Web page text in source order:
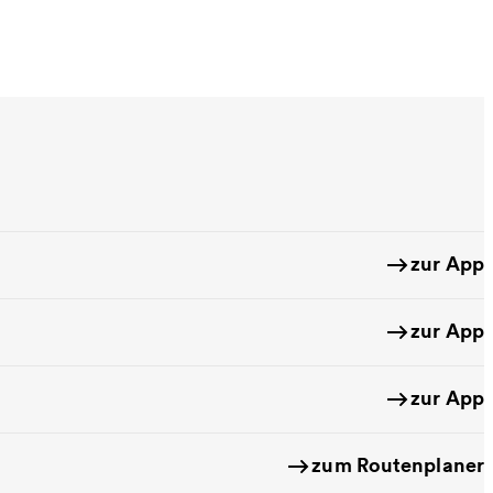
zur App
zur App
zur App
zum Routenplaner